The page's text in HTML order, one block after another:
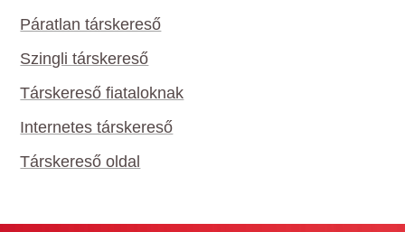
Páratlan társkereső
Szingli társkereső
Társkereső fiataloknak
Internetes társkereső
Társkereső oldal